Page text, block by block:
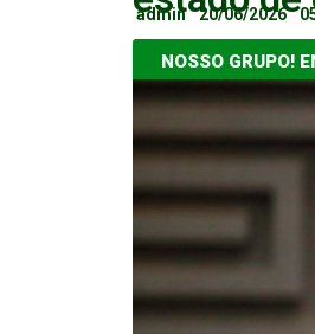
admin 20/06/2026
NOSSO GRUPO!